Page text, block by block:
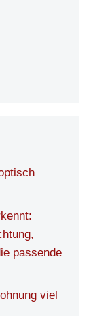
passende
viel